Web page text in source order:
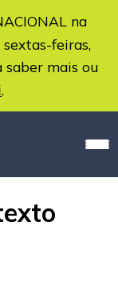
na
feiras,
saber mais ou
.